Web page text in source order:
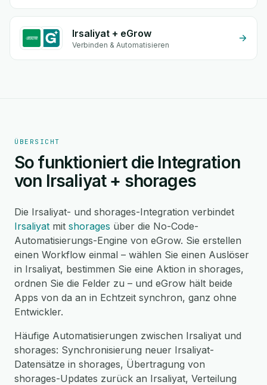
Irsaliyat + eGrow
Verbinden & Automatisieren
ÜBERSICHT
So funktioniert die Integration
von Irsaliyat + shorages
Die Irsaliyat- und shorages-Integration verbindet
Irsaliyat mit shorages über die No-Code-
Automatisierungs-Engine von eGrow. Sie erstellen
einen Workflow einmal – wählen Sie einen Auslöser
in Irsaliyat, bestimmen Sie eine Aktion in shorages,
ordnen Sie die Felder zu – und eGrow hält beide
Apps von da an in Echtzeit synchron, ganz ohne
Entwickler.
Häufige Automatisierungen zwischen Irsaliyat und
shorages: Synchronisierung neuer Irsaliyat-
Datensätze in shorages, Übertragung von
shorages-Updates zurück an Irsaliyat, Verteilung